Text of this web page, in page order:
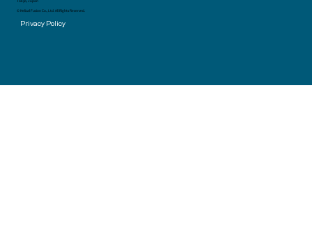
© Helical Fusion Co., Ltd. All Rights Reserved.
Privacy Policy